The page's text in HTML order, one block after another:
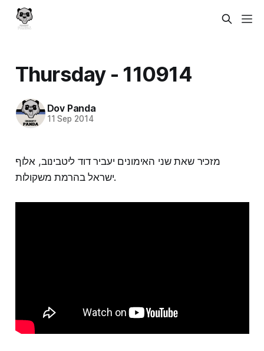
Thursday - 110914
Dov Panda
11 Sep 2014
מזכיר שאת שני האימונים יעביר דוד ליטבינוב, אלוף
ישראל בהרמת משקולות.